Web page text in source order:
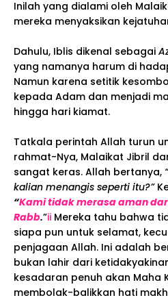
Inilah yang dialami oleh
mereka menyaksikan
Dahulu, Iblis dikenal sebagai
yang namanya harum di
Namun karena setitik
kepada Adam dan menjadi
hingga hari kiamat.
Tatkala perintah Allah turun
rahmat-Nya, Malaikat Jibril
sangat keras. Allah bertanya,
kalian menangis seperti itu?”
“Kami tidak merasa aman
Rabb.”ii Mereka tahu bahwa
siapa pun untuk selamat,
penjagaan Allah. Ini adalah
bukan lahir dari
kesadaran penuh akan Maha
membolak-balikkan hati